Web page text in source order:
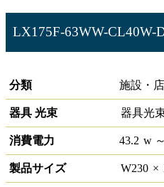
LX175F-63WW-CL40W-
分類
施設・
器具 光束 器具光
消費電力 43.2 w
製品サイズ W230 ×